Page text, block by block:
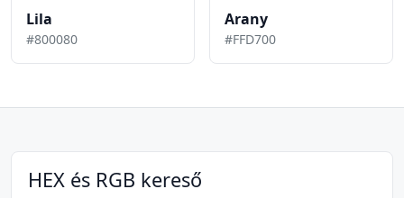
Lila
#800080
Arany
#FFD700
HEX és RGB kereső